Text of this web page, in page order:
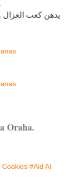
- يسخن الناباج والكليكوز.
Cookies #Aid Al